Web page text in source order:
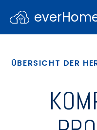
ÜBERSICHT DER